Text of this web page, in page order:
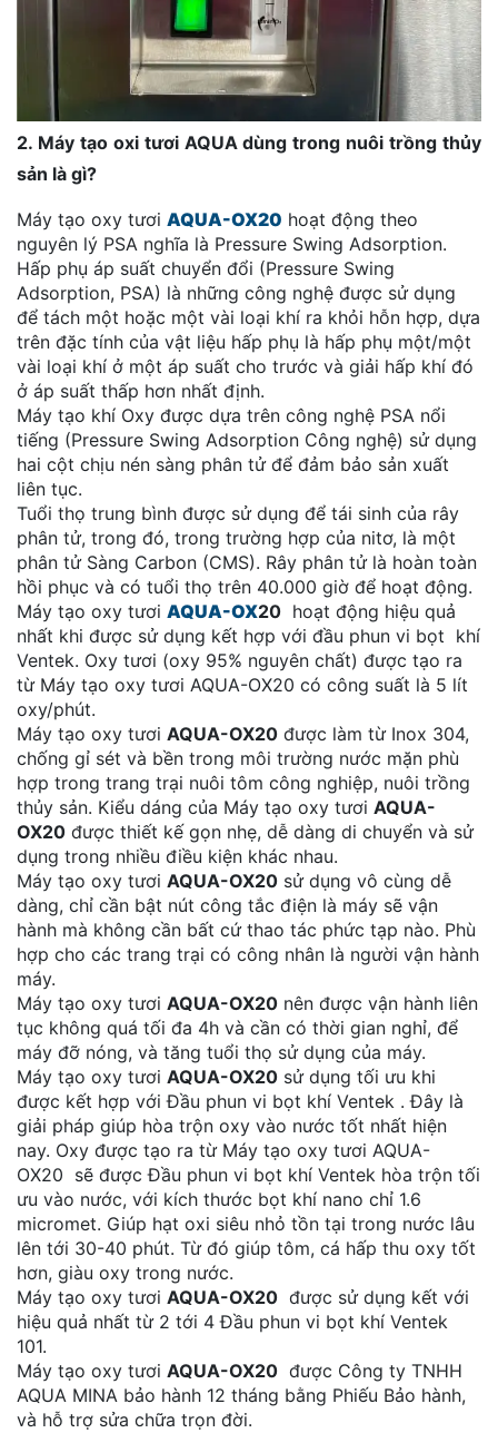
2. Máy tạo oxi tươi AQUA dùng trong nuôi trồng thủy
sản là gì?
Máy tạo oxy tươi AQUA-OX20 hoạt động theo
nguyên lý PSA nghĩa là Pressure Swing Adsorption.
Hấp phụ áp suất chuyển đổi (Pressure Swing
Adsorption, PSA) là những công nghệ được sử dụng
để tách một hoặc một vài loại khí ra khỏi hỗn hợp, dựa
trên đặc tính của vật liệu hấp phụ là hấp phụ một/một
vài loại khí ở một áp suất cho trước và giải hấp khí đó
ở áp suất thấp hơn nhất định.
Máy tạo khí Oxy được dựa trên công nghệ PSA nổi
tiếng (Pressure Swing Adsorption Công nghệ) sử dụng
hai cột chịu nén sàng phân tử để đảm bảo sản xuất
liên tục.
Tuổi thọ trung bình được sử dụng để tái sinh của rây
phân tử, trong đó, trong trường hợp của nitơ, là một
phân tử Sàng Carbon (CMS). Rây phân tử là hoàn toàn
hồi phục và có tuổi thọ trên 40.000 giờ để hoạt động.
Máy tạo oxy tươi AQUA-OX20 hoạt động hiệu quả
nhất khi được sử dụng kết hợp với đầu phun vi bọt khí
Ventek. Oxy tươi (oxy 95% nguyên chất) được tạo ra
từ Máy tạo oxy tươi AQUA-OX20 có công suất là 5 lít
oxy/phút.
Máy tạo oxy tươi AQUA-OX20 được làm từ Inox 304,
chống gỉ sét và bền trong môi trường nước mặn phù
hợp trong trang trại nuôi tôm công nghiệp, nuôi trồng
thủy sản. Kiểu dáng của Máy tạo oxy tươi AQUA-
OX20 được thiết kế gọn nhẹ, dễ dàng di chuyển và sử
dụng trong nhiều điều kiện khác nhau.
Máy tạo oxy tươi AQUA-OX20 sử dụng vô cùng dễ
dàng, chỉ cần bật nút công tắc điện là máy sẽ vận
hành mà không cần bất cứ thao tác phức tạp nào. Phù
hợp cho các trang trại có công nhân là người vận hành
máy.
Máy tạo oxy tươi AQUA-OX20 nên được vận hành liên
tục không quá tối đa 4h và cần có thời gian nghỉ, để
máy đỡ nóng, và tăng tuổi thọ sử dụng của máy.
Máy tạo oxy tươi AQUA-OX20 sử dụng tối ưu khi
được kết hợp với Đầu phun vi bọt khí Ventek . Đây là
giải pháp giúp hòa trộn oxy vào nước tốt nhất hiện
nay. Oxy được tạo ra từ Máy tạo oxy tươi AQUA-
OX20 sẽ được Đầu phun vi bọt khí Ventek hòa trộn tối
ưu vào nước, với kích thước bọt khí nano chỉ 1.6
micromet. Giúp hạt oxi siêu nhỏ tồn tại trong nước lâu
lên tới 30-40 phút. Từ đó giúp tôm, cá hấp thu oxy tốt
hơn, giàu oxy trong nước.
Máy tạo oxy tươi AQUA-OX20 được sử dụng kết với
hiệu quả nhất từ 2 tới 4 Đầu phun vi bọt khí Ventek
101.
Máy tạo oxy tươi AQUA-OX20 được Công ty TNHH
AQUA MINA bảo hành 12 tháng bằng Phiếu Bảo hành,
và hỗ trợ sửa chữa trọn đời.